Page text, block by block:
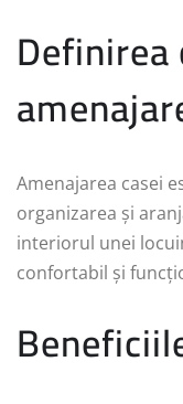
Amenajarea casei
organizarea și
interiorul unei
confortabil și